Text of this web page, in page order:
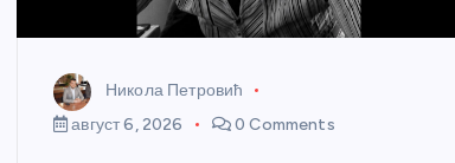
Никола Петровић
август 6, 2026
0 Comments